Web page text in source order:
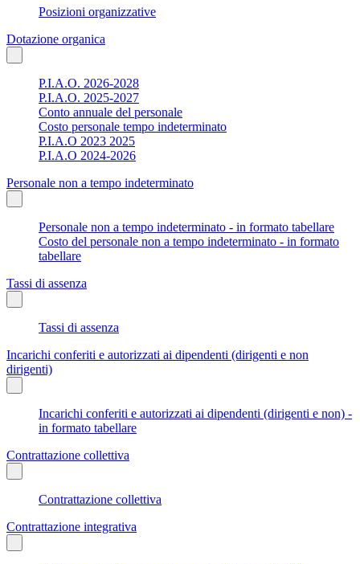
Posizioni organizzative
Dotazione organica
P.I.A.O. 2026-2028
P.I.A.O. 2025-2027
Conto annuale del personale
Costo personale tempo indeterminato
P.I.A.O 2023 2025
P.I.A.O 2024-2026
Personale non a tempo indeterminato
Personale non a tempo indeterminato - in formato tabellare
Costo del personale non a tempo indeterminato - in formato
tabellare
Tassi di assenza
Tassi di assenza
Incarichi conferiti e autorizzati ai dipendenti (dirigenti e non
dirigenti)
Incarichi conferiti e autorizzati ai dipendenti (dirigenti e non) -
in formato tabellare
Contrattazione collettiva
Contrattazione collettiva
Contrattazione integrativa